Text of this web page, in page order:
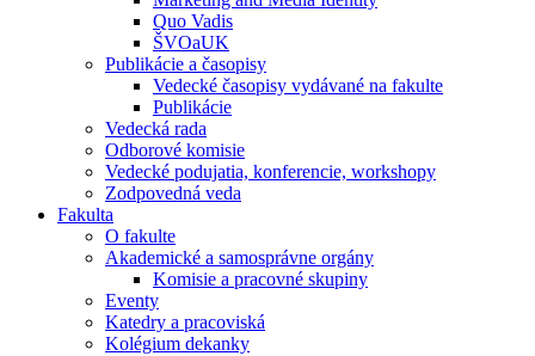
Quo Vadis
ŠVOaUK
Publikácie a časopisy
Vedecké časopisy vydávané na fakulte
Publikácie
Vedecká rada
Odborové komisie
Vedecké podujatia, konferencie, workshopy
Zodpovedná veda
Fakulta
O fakulte
Akademické a samosprávne orgány
Komisie a pracovné skupiny
Eventy
Katedry a pracoviská
Kolégium dekanky